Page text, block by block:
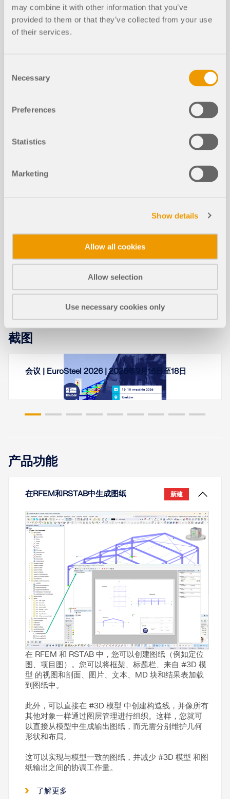
may combine it with other information that you’ve
provided to them or that they’ve collected from your use
of their services.
Selection
Necessary
Preferences
Statistics
Marketing
Show details
Allow all cookies
Allow selection
Use necessary cookies only
RSTAB 9 的设计模块中，用于正常使用极限状态的截
了解更多
状态、垂直于纹理方向的压力与剪力折
对于挠度验算、垂直于纤维方向受压验算以及考虑剪
力折减，RFEM 6 和 RSTAB 9 中的设计支座具有特别
重要的意义。它们用于将杆件或杆件组划分为各段，
以进行挠度验算，并用于定义“垂直于纤维方向受压”验
算以及剪力削弱的边界条件。
本文介绍了 Dlubal 应用程序中图层的工作方式，包括
其创建、管理以及用于控制模型对象可见性和可编辑
性的应用。
了解更多
木结构中的弯扭屈曲 | 理论
容易出现稳定性问题。这是由于受压翼缘发生侧向屈
截图
会议 | EuroSteel 2026 | 2026年9月16日至18日
产品功能
在RFEM和RSTAB中生成图纸 新建
在 RFEM 和 RSTAB 中，您可以创建图纸（例如定位
图、项目图）。您可以将框架、标题栏、来自 #3D 模
型 的视图和剖面、图片、文本、MD 块和结果表加载
到图纸中。
此外，可以直接在 #3D 模型 中创建构造线，并像所有
其他对象一样通过图层管理进行组织。这样，您就可
以直接从模型中生成输出图纸，而无需分别维护几何
形状和布局。
这可以实现与模型一致的图纸，并减少 #3D 模型 和图
纸输出之间的协调工作量。
了解更多